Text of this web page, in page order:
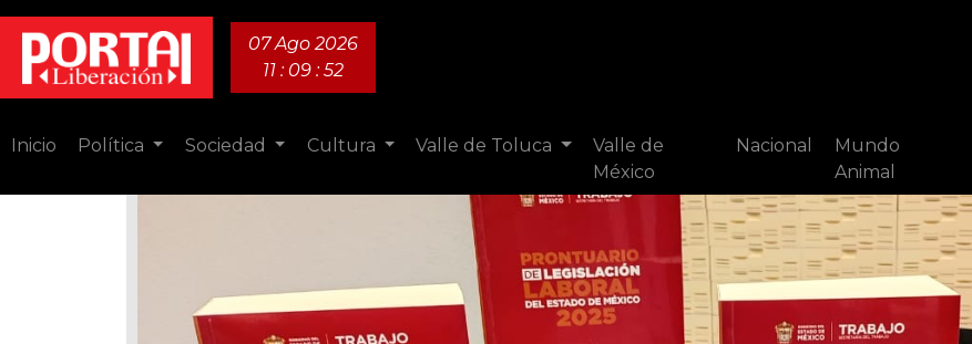
07 Ago 2026
11 : 09 : 53
Inicio Política Sociedad Cultura Valle de Toluca
Valle de
México
Nacional
Mundo
Animal